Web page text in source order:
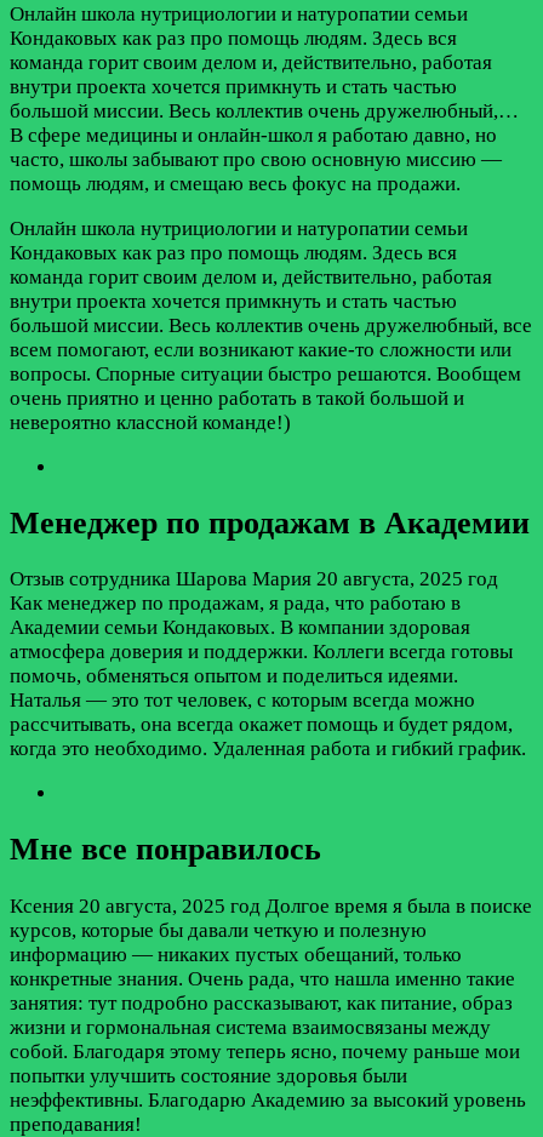
Онлайн школа нутрициологии и натуропатии семьи
Кондаковых как раз про помощь людям. Здесь вся
команда горит своим делом и, действительно, работая
внутри проекта хочется примкнуть и стать частью
большой миссии. Весь коллектив очень дружелюбный,…
В сфере медицины и онлайн-школ я работаю давно, но
часто, школы забывают про свою основную миссию —
помощь людям, и смещаю весь фокус на продажи.
Онлайн школа нутрициологии и натуропатии семьи
Кондаковых как раз про помощь людям. Здесь вся
команда горит своим делом и, действительно, работая
внутри проекта хочется примкнуть и стать частью
большой миссии. Весь коллектив очень дружелюбный, все
всем помогают, если возникают какие-то сложности или
вопросы. Спорные ситуации быстро решаются. Вообщем
очень приятно и ценно работать в такой большой и
невероятно классной команде!)
Менеджер по продажам в Академии
Отзыв сотрудника Шарова Мария 20 августа, 2025 год
Как менеджер по продажам, я рада, что работаю в
Академии семьи Кондаковых. В компании здоровая
атмосфера доверия и поддержки. Коллеги всегда готовы
помочь, обменяться опытом и поделиться идеями.
Наталья — это тот человек, с которым всегда можно
рассчитывать, она всегда окажет помощь и будет рядом,
когда это необходимо. Удаленная работа и гибкий график.
Мне все понравилось
Ксения 20 августа, 2025 год Долгое время я была в поиске
курсов, которые бы давали четкую и полезную
информацию — никаких пустых обещаний, только
конкретные знания. Очень рада, что нашла именно такие
занятия: тут подробно рассказывают, как питание, образ
жизни и гормональная система взаимосвязаны между
собой. Благодаря этому теперь ясно, почему раньше мои
попытки улучшить состояние здоровья были
неэффективны. Благодарю Академию за высокий уровень
преподавания!